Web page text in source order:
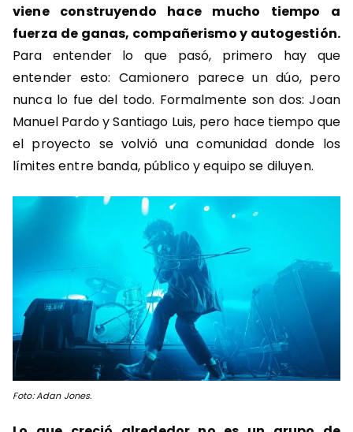
viene construyendo hace mucho tiempo a
fuerza de ganas, compañerismo y autogestión.
Para entender lo que pasó, primero hay que
entender esto: Camionero parece un dúo, pero
nunca lo fue del todo. Formalmente son dos: Joan
Manuel Pardo y Santiago Luis, pero hace tiempo que
el proyecto se volvió una comunidad donde los
límites entre banda, público y equipo se diluyen.
Foto: Adan Jones.